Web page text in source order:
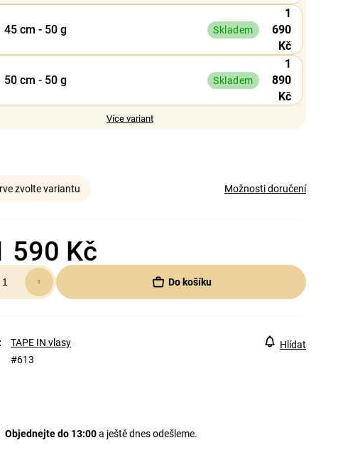
45 cm - 50 g Skladem
1
690
Kč
50 cm - 50 g Skladem
1
890
Kč
Více variant
zvolte variantu Možnosti doručení
590 Kč
Do košíku
:
TAPE IN vlasy
#613
Hlídat
Objednejte do 13:00a ještě dnes odešleme.